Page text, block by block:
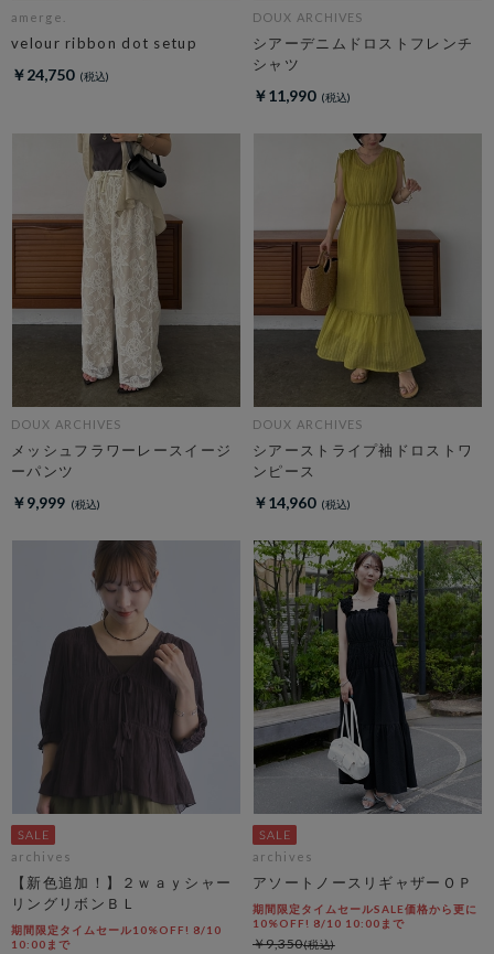
amerge.
velour ribbon dot setup
￥24,750
DOUX ARCHIVES
シアーデニムドロストフレンチ
シャツ
￥11,990
DOUX ARCHIVES
メッシュフラワーレースイージ
ーパンツ
￥9,999
DOUX ARCHIVES
シアーストライプ袖ドロストワ
ンピース
￥14,960
archives
【新色追加！】２ｗａｙシャー
リングリボンＢＬ
期間限定タイムセール10%OFF! 8/10
10:00まで
archives
アソートノースリギャザーＯＰ
期間限定タイムセールSALE価格から更に
10%OFF! 8/10 10:00まで
￥9,350